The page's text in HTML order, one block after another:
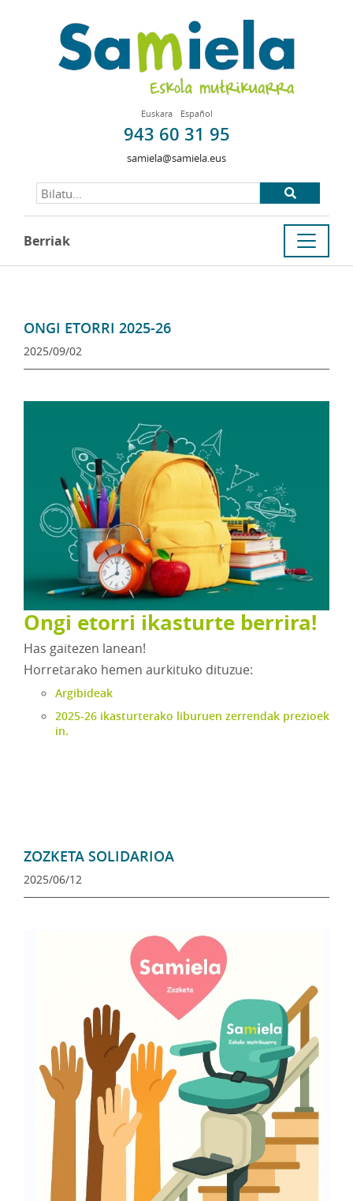
Euskara Español
943 60 31 95
samiela@samiela.eus
Berriak
ONGI ETORRI 2025-26
2025/09/02
Ongi etorri ikasturte berrira!
Has gaitezen lanean!
Horretarako hemen aurkituko dituzue:
Argibideak
2025-26 ikasturterako liburuen zerrendak prezioek
in.
ZOZKETA SOLIDARIOA
2025/06/12